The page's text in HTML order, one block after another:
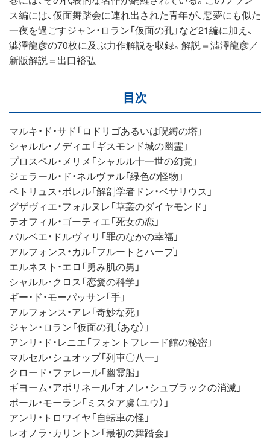
ス編には、仮面舞踏会に連れ出された青年が、悪夢にも似た
一夜を過ごすジャン・ロラン「仮面の孔」など21編に加え、
澁澤龍彦の70枚に及ぶ力作解説を収録。解説＝澁澤龍彦／
新版解説＝出口裕弘
目次
マルキ・ド・サド「ロドリゴあるいは呪縛の塔」
シャルル・ノディエ「ギスモンド城の幽霊」
プロスペル・メリメ「シャルル十一世の幻覚」
ジェラール・ド・ネルヴァル「緑色の怪物」
ペトリュス・ボレル「解剖学者ドン・ベサリウス」
グザヴィエ・フォルヌレ「草叢のダイヤモンド」
テオフィル・ゴーティエ「死女の恋」
バルベエ・ドルヴィリ「罪のなかの幸福」
アルフォンス・カル「フルートとハープ」
エルネスト・エロ「勇み肌の男」
シャルル・クロス「恋愛の科学」
ギー・ド・モーパッサン「手」
アルフォンス・アレ「奇妙な死」
ジャン・ロラン「仮面の孔（あな）」
アンリ・ド・レニエ「フォントフレード館の秘密」
マルセル・シュオッブ「列車〇八一」
クロード・ファレール「幽霊船」
ギヨーム・アポリネール「オノレ・シュブラックの消滅」
ポール・モーラン「ミスタア虞（ユウ）」
アンリ・トロワイヤ「自転車の怪」
レオノラ・カリントン「最初の舞踏会」